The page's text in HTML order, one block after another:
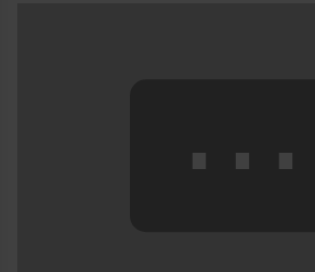
⋯